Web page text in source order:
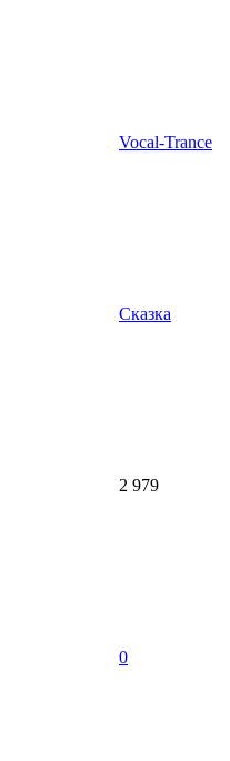
Vocal-Trance
Сказка
2 979
0